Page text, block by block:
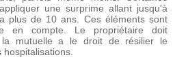
une surprime allant jusqu'à
plus de 10 ans. Ces éléments sont
en compte. Le propriétaire doit
la mutuelle a le droit de résilier le